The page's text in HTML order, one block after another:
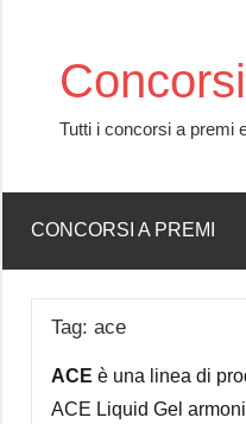
content
Tutti i concorsi a premi
CONCORSI A PREMI
Tag: ace
ACE è una linea di
ACE Liquid Gel